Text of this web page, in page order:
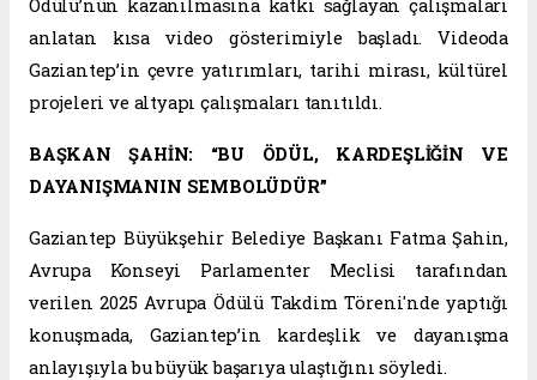
Ödülü’nün kazanılmasına katkı sağlayan çalışmaları
anlatan kısa video gösterimiyle başladı. Videoda
Gaziantep’in çevre yatırımları, tarihi mirası, kültürel
projeleri ve altyapı çalışmaları tanıtıldı.
BAŞKAN ŞAHİN: “BU ÖDÜL, KARDEŞLİĞİN VE
DAYANIŞMANIN SEMBOLÜDÜR”
Gaziantep Büyükşehir Belediye Başkanı Fatma Şahin,
Avrupa Konseyi Parlamenter Meclisi tarafından
verilen 2025 Avrupa Ödülü Takdim Töreni'nde yaptığı
konuşmada, Gaziantep’in kardeşlik ve dayanışma
anlayışıyla bu büyük başarıya ulaştığını söyledi.